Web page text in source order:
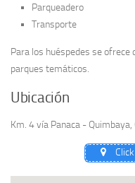
Parqueadero
Transporte
Para los huéspedes se ofrece
parques temáticos.
Ubicación
Km. 4 vía Panaca - Quimbaya,